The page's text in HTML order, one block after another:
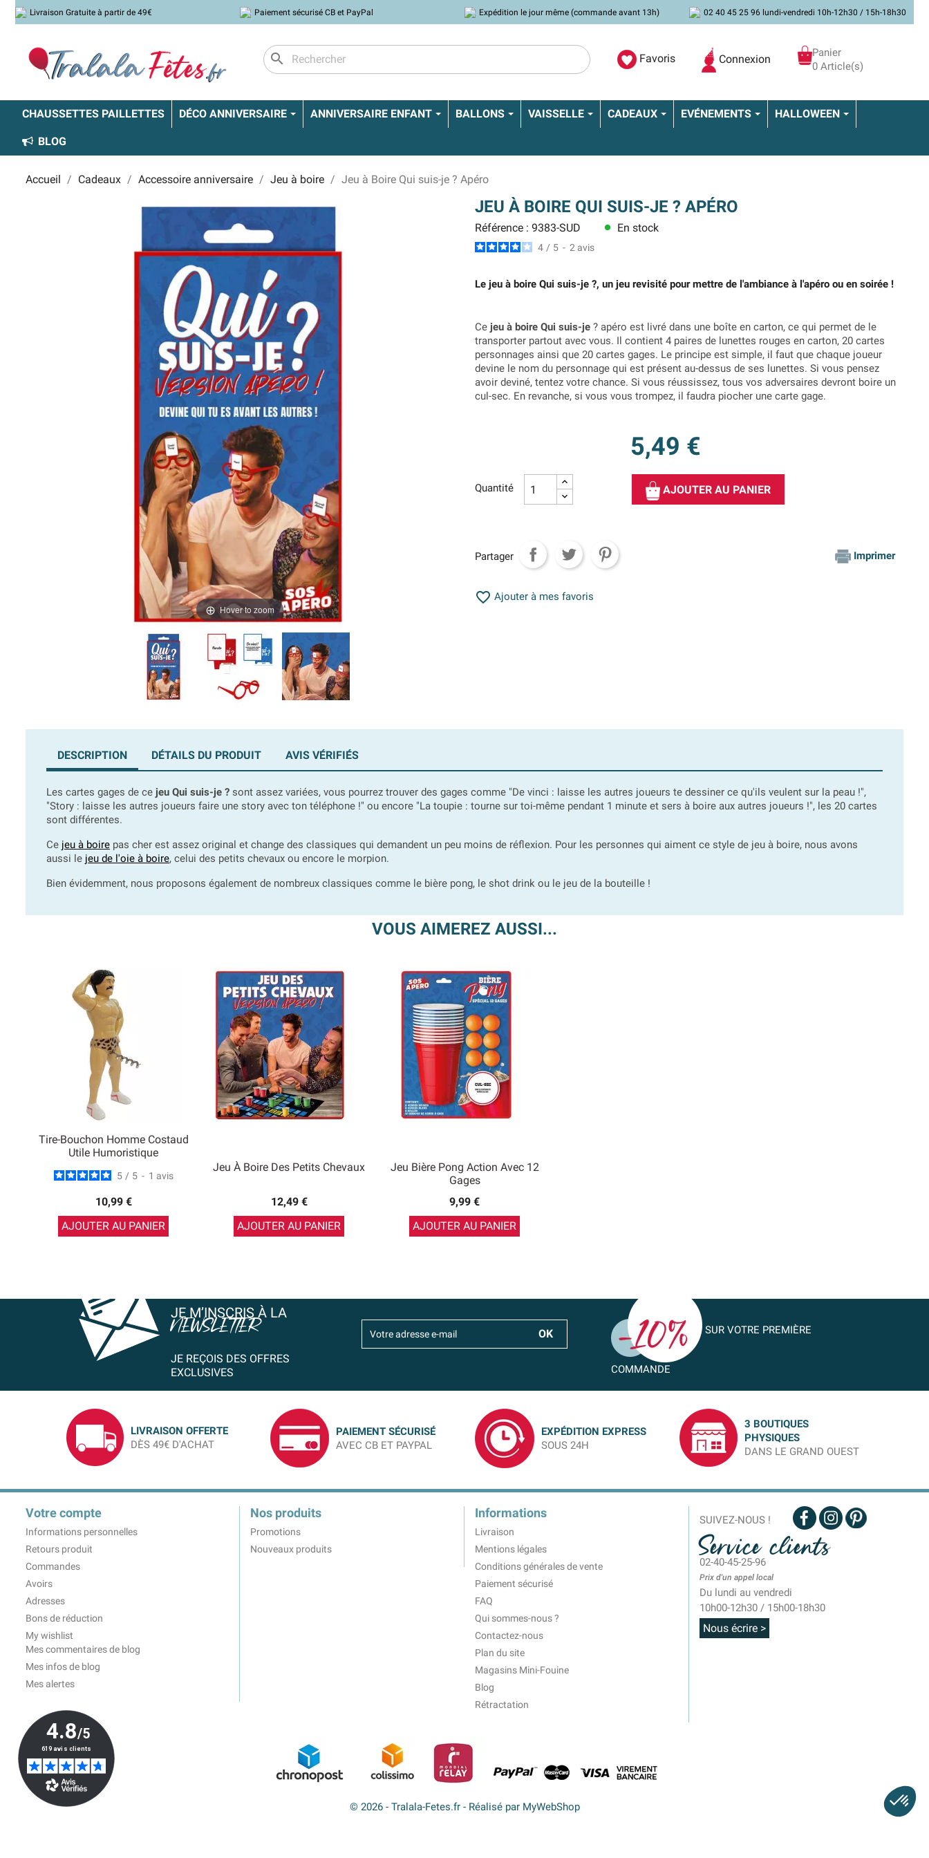
Livraison Gratuite à partir de 49€ Paiement sécurisé CB et PayPal Expédition le jour même (commande avant 13h) 02 40 45 25 96 lundi-vendredi 10h-12h30 / 15h-18h30
search Favoris Connexion
Panier
0 Article(s)
CHAUSSETTES PAILLETTES DÉCO ANNIVERSAIRE ANNIVERSAIRE ENFANT BALLONS VAISSELLE CADEAUX EVÉNEMENTS HALLOWEEN
BLOG
Accueil Cadeaux Accessoire anniversaire Jeu à boire Jeu à Boire Qui suis-je ? Apéro
Hover to zoom
JEU À BOIRE QUI SUIS-JE ? APÉRO
Référence : 9383-SUD lens En stock
4 / 5 - 2 avis
Le jeu à boire Qui suis-je ?, un jeu revisité pour mettre de l'ambiance à l'apéro ou en soirée !
Ce jeu à boire Qui suis-je ? apéro est livré dans une boîte en carton, ce qui permet de le
transporter partout avec vous. Il contient 4 paires de lunettes rouges en carton, 20 cartes
personnages ainsi que 20 cartes gages. Le principe est simple, il faut que chaque joueur
devine le nom du personnage qui est présent au-dessus de ses lunettes. Si vous pensez
avoir deviné, tentez votre chance. Si vous réussissez, tous vos adversaires devront boire un
cul-sec. En revanche, si vous vous trompez, il faudra piocher une carte gage.
5,49 €
Quantité AJOUTER AU PANIER
Partager Imprimer
 Ajouter à mes favoris
DESCRIPTION DÉTAILS DU PRODUIT AVIS VÉRIFIÉS
Les cartes gages de ce jeu Qui suis-je ? sont assez variées, vous pourrez trouver des gages comme "De vinci : laisse les autres joueurs te dessiner ce qu'ils veulent sur la peau !",
"Story : laisse les autres joueurs faire une story avec ton téléphone !" ou encore "La toupie : tourne sur toi-même pendant 1 minute et sers à boire aux autres joueurs !", les 20 cartes
sont différentes.
Ce jeu à boire pas cher est assez original et change des classiques qui demandent un peu moins de réflexion. Pour les personnes qui aiment ce style de jeu à boire, nous avons
aussi le jeu de l'oie à boire, celui des petits chevaux ou encore le morpion.
Bien évidemment, nous proposons également de nombreux classiques comme le bière pong, le shot drink ou le jeu de la bouteille !
VOUS AIMEREZ AUSSI...
Tire-Bouchon Homme Costaud
Utile Humoristique
5 / 5 - 1 avis
10,99 €
AJOUTER AU PANIER
Jeu À Boire Des Petits Chevaux
12,49 €
AJOUTER AU PANIER
Jeu Bière Pong Action Avec 12
Gages
9,99 €
AJOUTER AU PANIER
JE M’INSCRIS À LA
NEWSLETTER
JE REÇOIS DES OFFRES
EXCLUSIVES
SUR VOTRE PREMIÈRE
COMMANDE
LIVRAISON OFFERTE
DÈS 49€ D'ACHAT
PAIEMENT SÉCURISÉ
AVEC CB ET PAYPAL
EXPÉDITION EXPRESS
SOUS 24H
3 BOUTIQUES
PHYSIQUES
DANS LE GRAND OUEST
Votre compte
Informations personnelles
Retours produit
Commandes
Avoirs
Adresses
Bons de réduction
My wishlist
Mes commentaires de blog
Mes infos de blog
Mes alertes
Nos produits
Promotions
Nouveaux produits
Informations
Livraison
Mentions légales
Conditions générales de vente
Paiement sécurisé
FAQ
Qui sommes-nous ?
Contactez-nous
Plan du site
Magasins Mini-Fouine
Blog
Rétractation
SUIVEZ-NOUS !
Service clients
02-40-45-25-96
Prix d'un appel local
Du lundi au vendredi
10h00-12h30 / 15h00-18h30
Nous écrire >
© 2026 - Tralala-Fetes.fr - Réalisé par MyWebShop